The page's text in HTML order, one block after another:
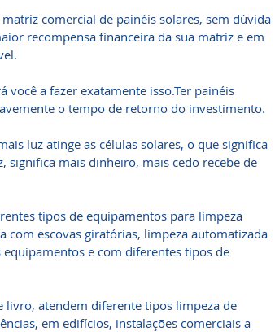
comercial de painéis solares, sem dúvida
recompensa financeira da sua matriz e em
você a fazer exatamente isso.Ter painéis
o tempo de retorno do investimento.
luz atinge as células solares, o que significa
significa mais dinheiro, mais cedo recebe de
tipos de equipamentos para limpeza
com escovas giratórias, limpeza automatizada
e com diferentes tipos de
livro, atendem diferente tipos limpeza de
em edifícios, instalações comerciais a